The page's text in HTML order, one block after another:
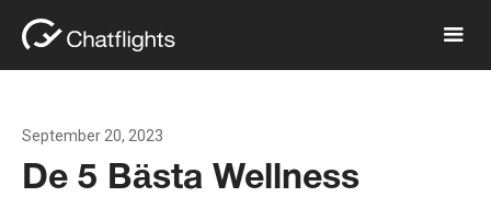
September 20, 2023
De 5 Bästa Wellness